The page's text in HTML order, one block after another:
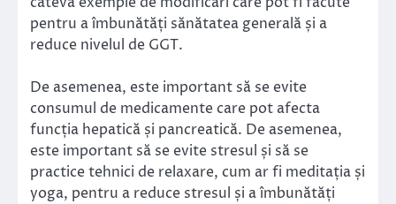
pentru a îmbunătăți sănătatea generală și a
reduce nivelul de GGT.
De asemenea, este important să se evite
consumul de medicamente care pot afecta
funcția hepatică și pancreatică. De asemenea,
este important să se evite stresul și să se
practice tehnici de relaxare, cum ar fi meditația și
yoga, pentru a reduce stresul și a îmbunătăți